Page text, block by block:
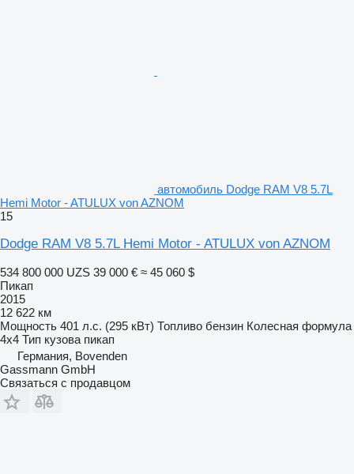
автомобиль Dodge RAM V8 5.7L
Hemi Motor - ATULUX von AZNOM
15
Dodge RAM V8 5.7L Hemi Motor - ATULUX von AZNOM
534 800 000 UZS 39 000 € ≈ 45 060 $
Пикап
2015
12 622 км
Мощность 401 л.с. (295 кВт) Топливо бензин Колесная формула
4x4 Тип кузова пикап
Германия, Bovenden
Gassmann GmbH
Связаться с продавцом